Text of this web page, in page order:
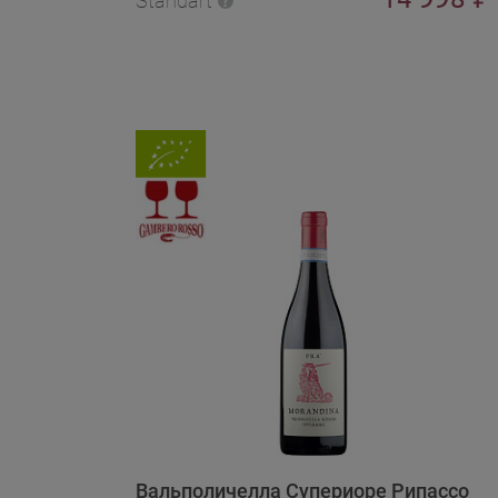
Вальполичелла Супериоре Рипассо